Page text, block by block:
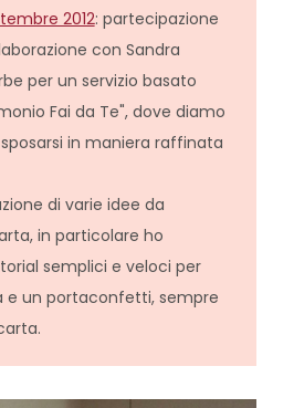
2012: partecipazione
con Sandra
per un servizio basato
Fai da Te", dove diamo
in maniera raffinata
di varie idee da
in particolare ho
semplici e veloci per
e un portaconfetti, sempre